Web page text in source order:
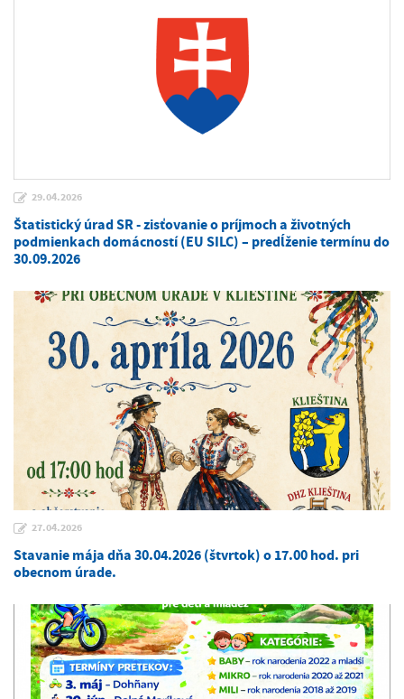
29.04.2026
Štatistický úrad SR - zisťovanie o príjmoch a životných
podmienkach domácností (EU SILC) – predĺženie termínu do
30.09.2026
27.04.2026
Stavanie mája dňa 30.04.2026 (štvrtok) o 17.00 hod. pri
obecnom úrade.